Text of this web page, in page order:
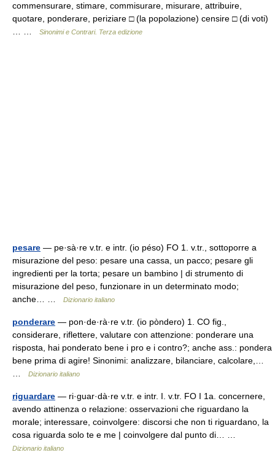
commensurare, stimare, commisurare, misurare, attribuire,
quotare, ponderare, periziare □ (la popolazione) censire □ (di voti)
Sinonimi e Contrari. Terza edizione
pesare — pe·sà·re v.tr. e intr. (io péso) FO 1. v.tr., sottoporre a
misurazione del peso: pesare una cassa, un pacco; pesare gli
ingredienti per la torta; pesare un bambino | di strumento di
misurazione del peso, funzionare in un determinato modo;
anche… …
Dizionario italiano
ponderare — pon·de·rà·re v.tr. (io pòndero) 1. CO fig.,
considerare, riflettere, valutare con attenzione: ponderare una
risposta, hai ponderato bene i pro e i contro?; anche ass.: pondera
bene prima di agire! Sinonimi: analizzare, bilanciare, calcolare,…
Dizionario italiano
riguardare — ri·guar·dà·re v.tr. e intr. I. v.tr. FO I 1a. concernere,
avendo attinenza o relazione: osservazioni che riguardano la
morale; interessare, coinvolgere: discorsi che non ti riguardano, la
cosa riguarda solo te e me | coinvolgere dal punto di… …
Dizionario italiano